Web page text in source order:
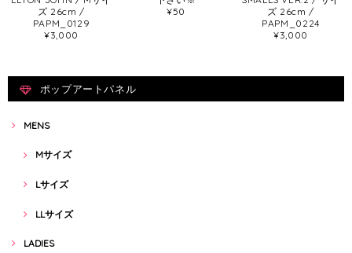
ズ 26cm /
PAPM_0129
¥3,000
¥50
ズ 26cm /
PAPM_0224
¥3,000
ポップアートパネル
MENS
Mサイズ
Lサイズ
LLサイズ
LADIES